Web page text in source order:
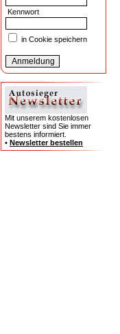
Kennwort
in Cookie speichern
Mit unserem kostenlosen
Newsletter sind Sie immer
bestens informiert.
• Newsletter bestellen